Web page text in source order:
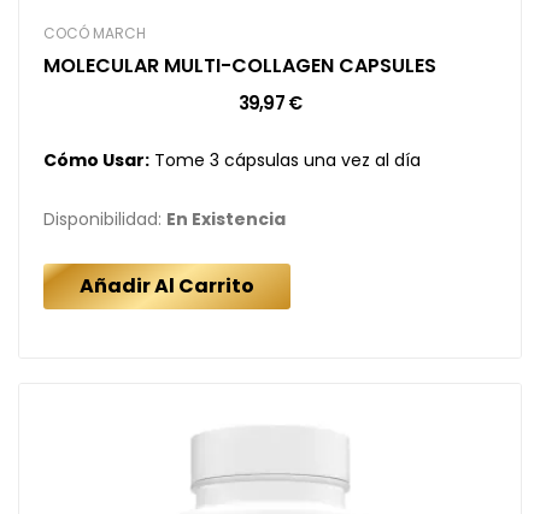
COCÓ MARCH
MOLECULAR MULTI-COLLAGEN CAPSULES
39,97 €
Cómo Usar: Tome 3 cápsulas una vez al día
Disponibilidad: En Existencia
Añadir Al Carrito